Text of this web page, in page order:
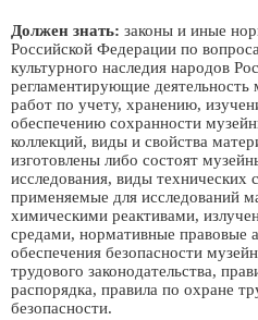
Должен знать: законы и иные
Российской Федерации по
культурного наследия народов
регламентирующие деятельность
работ по учету, хранению,
обеспечению сохранности
коллекций, виды и свойства
изготовлены либо состоят
исследования, виды технических
применяемые для исследований
химическими реактивами,
средами, нормативные правовые
обеспечения безопасности
трудового законодательства,
распорядка, правила по охране
безопасности.